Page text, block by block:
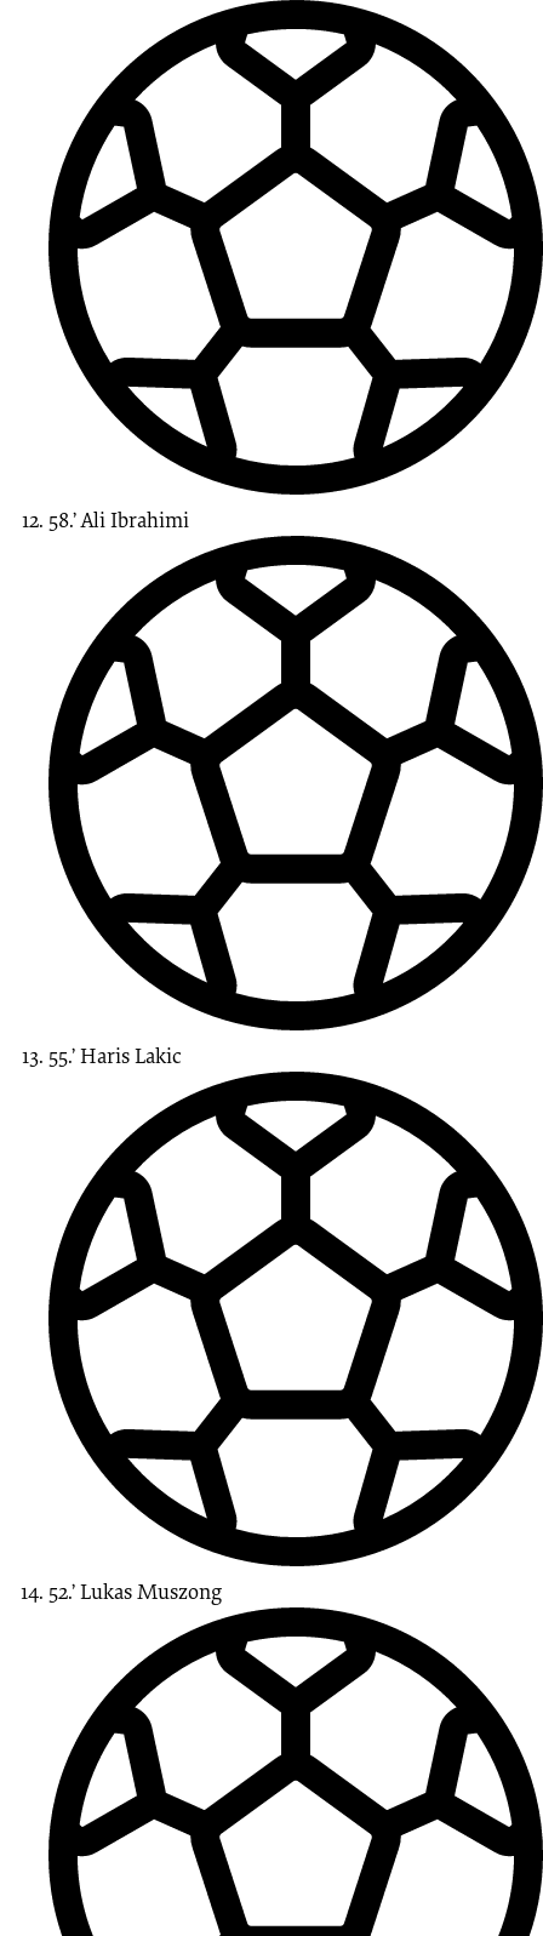
58.’AliIbrahimi
55.’HarisLakic
52.’LukasMuszong